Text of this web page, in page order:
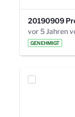
GENEHMIGT